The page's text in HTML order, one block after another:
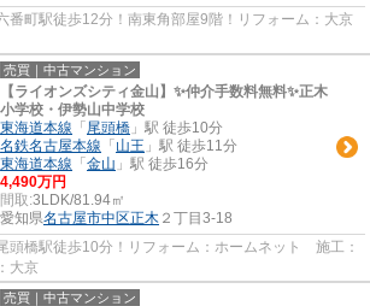
番町駅徒歩12分！南東角部屋9階！リフォーム：大京
売買｜中古マンション
【ライオンズシティ金山】✨️仲介手数料無料✨️正木
小学校・伊勢山中学校
東海道本線 「 尾頭橋 」駅 徒歩10分
名鉄名古屋本線 「 山王 」駅 徒歩11分
東海道本線 「 金山 」駅 徒歩16分
4,490万円
間取:3LDK/81.94㎡
愛知県名古屋市中区正木 ２丁目3-18
頭橋駅徒歩10分！リフォーム：ホームネット 施工：
大京
売買｜中古マンション